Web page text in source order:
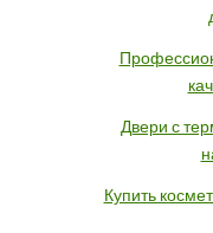
Двери с
Купить